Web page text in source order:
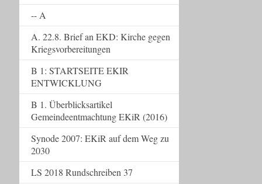
-- A
A. 22.8. Brief an EKD: Kirche gegen
Kriegsvorbereitungen
B 1: STARTSEITE EKIR
ENTWICKLUNG
B 1. Überblicksartikel
Gemeindeentmachtung EKiR (2016)
Synode 2007: EKiR auf dem Weg zu
2030
LS 2018 Rundschreiben 37